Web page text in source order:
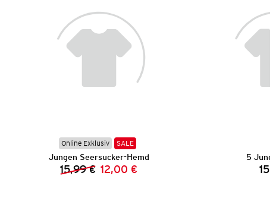
Online Exklusiv SALE
Jungen Seersucker-Hemd
Vorheriger Preis:
15,99 € Neuer Preis:
12,00 €
5